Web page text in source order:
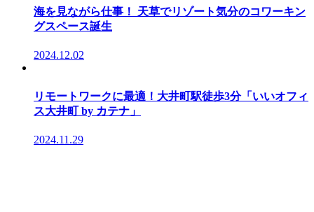
海を見ながら仕事！ 天草でリゾート気分のコワーキン
グスペース誕生
2024.12.02
リモートワークに最適！大井町駅徒歩3分「いいオフィ
ス大井町 by カテナ」
2024.11.29